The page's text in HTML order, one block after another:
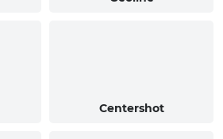
Centershot